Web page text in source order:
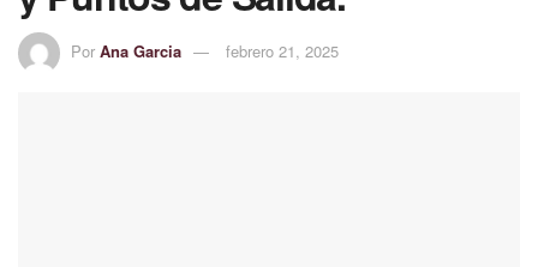
Por Ana Garcia febrero 21, 2025